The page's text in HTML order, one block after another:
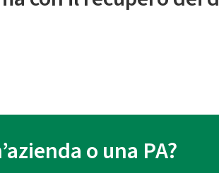
o una PA?